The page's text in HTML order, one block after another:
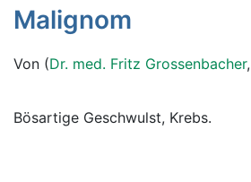
Symptome
Untersuchungen
News
Malignom
Von (Dr. med. Fritz Grossenbacher,
Bösartige Geschwulst, Krebs.